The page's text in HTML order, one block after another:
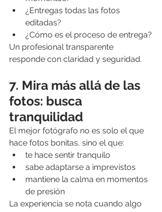
¿Entregas todas las fotos
editadas?
¿Cómo es el proceso de entrega?
Un profesional transparente
responde con claridad y seguridad.
7. Mira más allá de las
fotos: busca
tranquilidad
El mejor fotógrafo no es solo el que
hace fotos bonitas, sino el que:
te hace sentir tranquilo
sabe adaptarse a imprevistos
mantiene la calma en momentos
de presión
La experiencia se nota cuando algo